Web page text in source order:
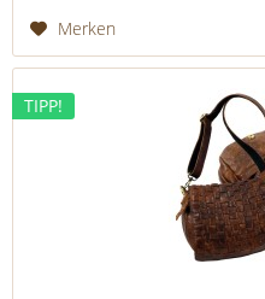
Merken
TIPP!